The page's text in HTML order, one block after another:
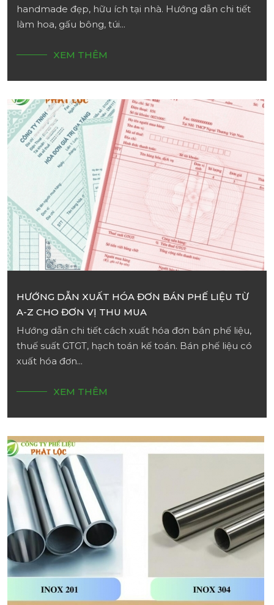
handmade đẹp, hữu ích tại nhà. Hướng dẫn chi tiết
làm hoa, gấu bông, túi...
XEM THÊM
HƯỚNG DẪN XUẤT HÓA ĐƠN BÁN PHẾ LIỆU TỪ
A-Z CHO ĐƠN VỊ THU MUA
Hướng dẫn chi tiết cách xuất hóa đơn bán phế liệu,
thuế suất GTGT, hạch toán kế toán. Bán phế liệu có
xuất hóa đơn...
XEM THÊM